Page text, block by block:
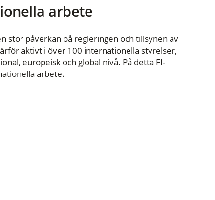
arbete
stor påverkan på regleringen och tillsynen av
aktivt i över 100 internationella styrelser,
europeisk och global nivå. På detta FI-
arbete.